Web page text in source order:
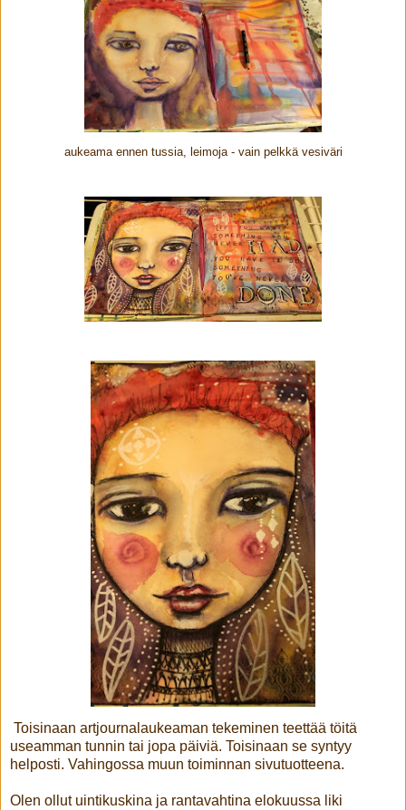
aukeama ennen tussia, leimoja - vain pelkkä vesiväri
Toisinaan artjournalaukeaman tekeminen teettää töitä
useamman tunnin tai jopa päiviä. Toisinaan se syntyy
helposti. Vahingossa muun toiminnan sivutuotteena.
Olen ollut uintikuskina ja rantavahtina elokuussa liki